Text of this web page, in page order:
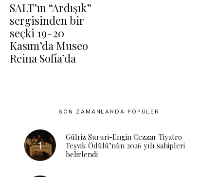
SALT’ın “Ardışık”
sergisinden bir
seçki 19-20
Kasım’da Museo
Reina Sofía’da
SON ZAMANLARDA POPÜLER
Gülriz Sururi-Engin Cezzar Tiyatro
Teşvik Ödülü’nün 2026 yılı sahipleri
belirlendi